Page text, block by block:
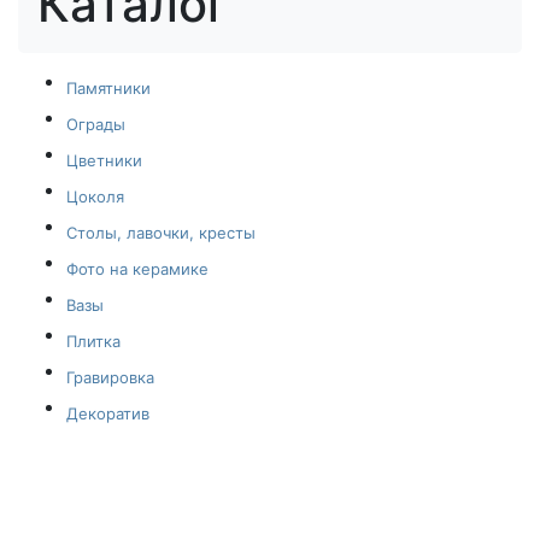
Памятники
Ограды
Цветники
Цоколя
Столы, лавочки, кресты
Фото на керамике
Вазы
Плитка
Гравировка
Декоратив